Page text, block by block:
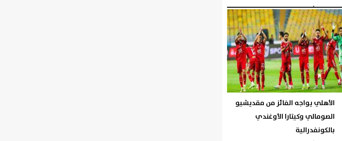
الخميس، 6 أغسطس 2026 06:04 مـ
الأهلي يواجه الفائز من مقديشيو
الصومالي وكيتارا الأوغندي
بالكونفدرالية